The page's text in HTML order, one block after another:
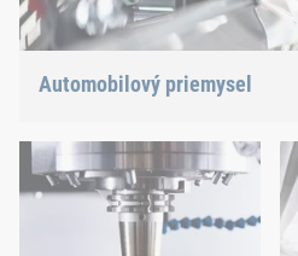
Automobilový priemysel
máme správnu odpoveď na